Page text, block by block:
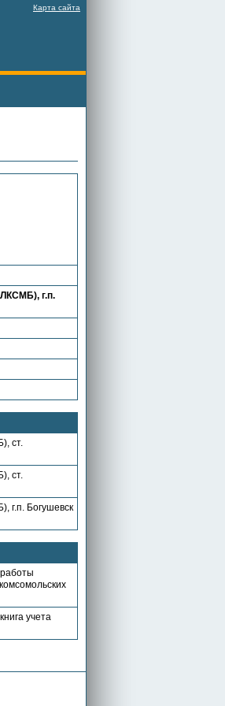
Карта сайта
г.п.
ст.
ст.
г.п. Богушевск
учета